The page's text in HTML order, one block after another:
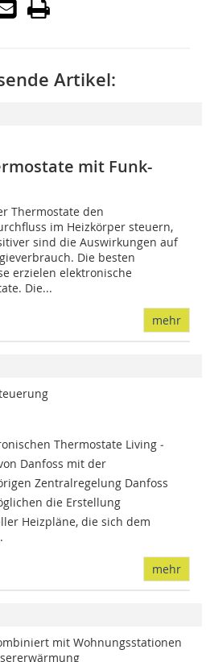
Artikel:
mit Funk-
Thermostate den
im Heizkörper steuern,
sind die Auswirkungen auf
Die besten
erzielen elektronische
Die...
mehr
Thermostate Living
Danfoss mit der
Zentralregelung Danfoss
die Erstellung
Heizpläne, die sich dem
mehr
mit Wohnungsstationen